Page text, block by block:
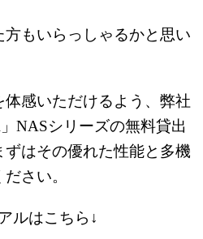
もいらっしゃるかと思い
感いただけるよう、 弊社
NASシリーズの無料貸出
ずはその優れた性能と多機
さい。
ルはこちら↓